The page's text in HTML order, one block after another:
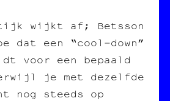
wijkt af; Betsson
dat een “cool‑down”
voor een bepaald
je met dezelfde
nog steeds op